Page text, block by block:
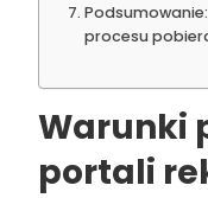
procesu
Warunki
portali